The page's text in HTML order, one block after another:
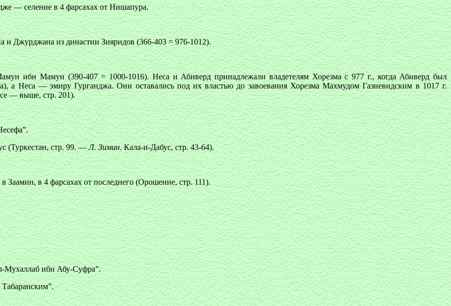
— селение в 4 фарсахах от Нишапура.
Джурджана из династии Зияридов (366-403 = 976-1012).
ибн Мамун (390-407 = 1000-1016). Неса и Абиверд принадлежали владетелям Хорезма с 977 г., когда Абиверд был
a Нeca — эмиру Гурганджа. Они оставались под их властью до завоевания Хорезма Махмудом Газневидским в 1017 г.
— выше, стр. 201).
(Туркестан, стр. 99. —Л. Зимин. Кала-и-Дабус, стр. 43-64).
в 4 фарсахах от последнего (Орошение, стр. 111).
Мухаллаб ибн Абу-Суфра”.